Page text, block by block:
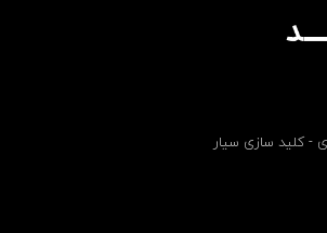
- کلید سازی سیار